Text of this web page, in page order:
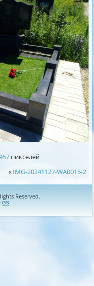
пикселей
« IMG-20241127-WA0015-2
Reserved.
GS